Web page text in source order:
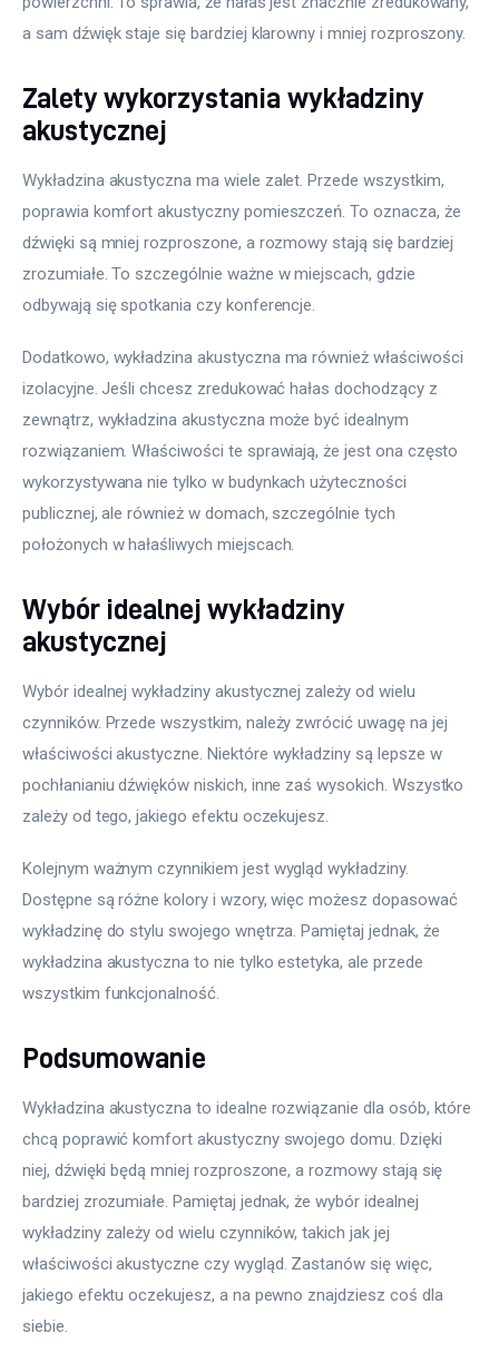
a sam dźwięk staje się bardziej klarowny i mniej rozproszony.
Zalety wykorzystania wykładziny
akustycznej
Wykładzina akustyczna ma wiele zalet. Przede wszystkim,
poprawia komfort akustyczny pomieszczeń. To oznacza, że
dźwięki są mniej rozproszone, a rozmowy stają się bardziej
zrozumiałe. To szczególnie ważne w miejscach, gdzie
odbywają się spotkania czy konferencje.
Dodatkowo, wykładzina akustyczna ma również właściwości
izolacyjne. Jeśli chcesz zredukować hałas dochodzący z
zewnątrz, wykładzina akustyczna może być idealnym
rozwiązaniem. Właściwości te sprawiają, że jest ona często
wykorzystywana nie tylko w budynkach użyteczności
publicznej, ale również w domach, szczególnie tych
położonych w hałaśliwych miejscach.
Wybór idealnej wykładziny
akustycznej
Wybór idealnej wykładziny akustycznej zależy od wielu
czynników. Przede wszystkim, należy zwrócić uwagę na jej
właściwości akustyczne. Niektóre wykładziny są lepsze w
pochłanianiu dźwięków niskich, inne zaś wysokich. Wszystko
zależy od tego, jakiego efektu oczekujesz.
Kolejnym ważnym czynnikiem jest wygląd wykładziny.
Dostępne są różne kolory i wzory, więc możesz dopasować
wykładzinę do stylu swojego wnętrza. Pamiętaj jednak, że
wykładzina akustyczna to nie tylko estetyka, ale przede
wszystkim funkcjonalność.
Podsumowanie
Wykładzina akustyczna to idealne rozwiązanie dla osób, które
chcą poprawić komfort akustyczny swojego domu. Dzięki
niej, dźwięki będą mniej rozproszone, a rozmowy stają się
bardziej zrozumiałe. Pamiętaj jednak, że wybór idealnej
wykładziny zależy od wielu czynników, takich jak jej
właściwości akustyczne czy wygląd. Zastanów się więc,
jakiego efektu oczekujesz, a na pewno znajdziesz coś dla
siebie.